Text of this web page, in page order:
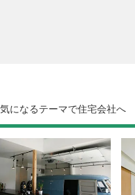
気になるテーマで住宅会社へ